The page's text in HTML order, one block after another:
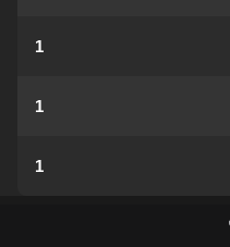
1
1
1